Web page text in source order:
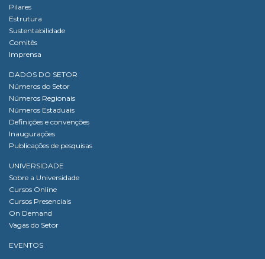
Pilares
Estrutura
Sustentabilidade
Comitês
Imprensa
DADOS DO SETOR
Números do Setor
Números Regionais
Números Estaduais
Definições e convenções
Inaugurações
Publicações de pesquisas
UNIVERSIDADE
Sobre a Universidade
Cursos Online
Cursos Presenciais
On Demand
Vagas do Setor
EVENTOS